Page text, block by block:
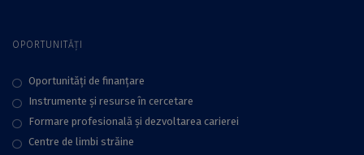
OPORTUNITĂȚI
Oportunități de finanțare
Instrumente și resurse în cercetare
Formare profesională și dezvoltarea carierei
Centre de limbi străine